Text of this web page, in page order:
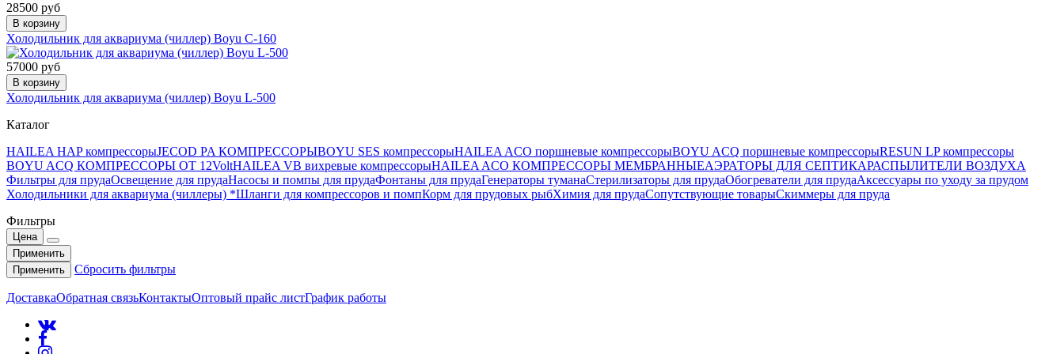
28500 руб
В корзину
Холодильник для аквариума (чиллер) Boyu C-160
57000 руб
В корзину
Холодильник для аквариума (чиллер) Boyu L-500
Каталог
HAILEA HAP компрессорыJECOD PA КОМПРЕССОРЫBOYU SES компрессорыHAILEA ACO поршневые компрессорыBOYU ACQ поршневые компрессорыRESUN LP компрессоры
BOYU ACQ КОМПРЕССОРЫ ОТ 12VoltHAILEA VB вихревые компрессорыHAILEA ACO КОМПРЕССОРЫ МЕМБРАННЫЕАЭРАТОРЫ ДЛЯ СЕПТИКАРАСПЫЛИТЕЛИ ВОЗДУХА
Фильтры для прудаОсвещение для прудаНасосы и помпы для прудаФонтаны для прудаГенераторы туманаСтерилизаторы для прудаОбогреватели для прудаАксессуары по уходу за прудом
Холодильники для аквариума (чиллеры) *Шланги для компрессоров и помпКорм для прудовых рыбХимия для прудаСопутствующие товарыСкиммеры для пруда
Фильтры
Цена
Применить
Применить
Сбросить фильтры
ДоставкаОбратная связьКонтактыОптовый прайс листГрафик работы